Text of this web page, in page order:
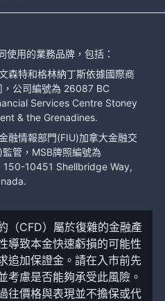
使用的業務品牌，包括：
森特和格林納丁斯依據國際商
，公司編號為 26087 BC
Services Centre Stoney
& the Grenadines.
融情報部門(FIU)加拿大金融交
管，MSB牌照編號為
10451 Shellbridge Way,
（CFD）屬於復雜的金融產
導致本金快速虧損的可能性
追加保證金。請在入市前先
考慮是否能夠承受此風險。
往價格與表現並不擔保或代